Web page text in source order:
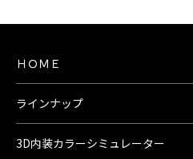
ＨＯＭＥ
ラインナップ
3D内装カラーシミュレーター